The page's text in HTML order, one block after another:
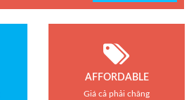
AFFORDABLE
Giá cả phải chăng